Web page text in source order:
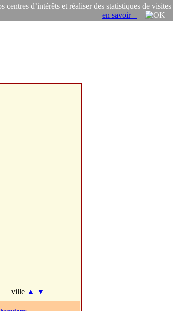
d’intérêts et réaliser des statistiques de visites
en savoir +
ville ▲
▼